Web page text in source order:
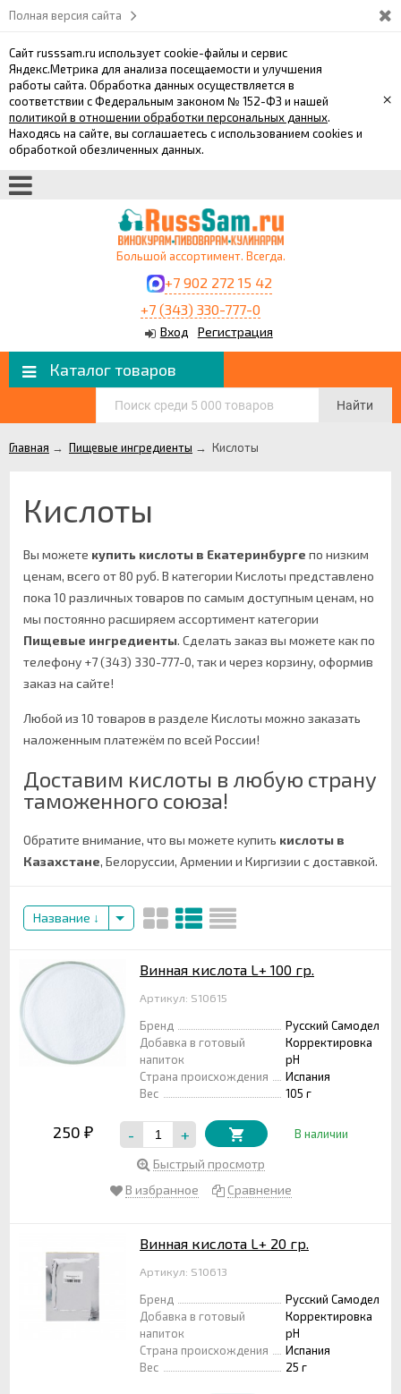
Полная версия сайта
Сайт russsam.ru использует cookie-файлы и сервис
Яндекс.Метрика для анализа посещаемости и улучшения
работы сайта. Обработка данных осуществляется в
соответствии с Федеральным законом № 152-ФЗ и нашей
политикой в отношении обработки персональных данных.
Находясь на сайте, вы соглашаетесь с использованием cookies и
обработкой обезличенных данных.
×
Большой ассортимент. Всегда.
+7 902 272 15 42
+7 (343) 330-777-0
Вход Регистрация
Каталог товаров
Найти
Главная → Пищевые ингредиенты → Кислоты
Кислоты
Вы можете купить кислоты в Екатеринбурге по низким
ценам, всего от 80 руб. В категории Кислоты представлено
пока 10 различных товаров по самым доступным ценам, но
мы постоянно расширяем ассортимент категории
Пищевые ингредиенты. Сделать заказ вы можете как по
телефону +7 (343) 330-777-0, так и через корзину, оформив
заказ на сайте!
Любой из 10 товаров в разделе Кислоты можно заказать
наложенным платежём по всей России!
Доставим кислоты в любую страну
таможенного союза!
Обратите внимание, что вы можете купить кислоты в
Казахстане, Белоруссии, Армении и Киргизии с доставкой.
Название
Винная кислота L+ 100 гр.
Артикул: S10615
Бренд
Русский Самодел
Добавка в готовый
напиток
Корректировка
pH
Страна происхождения
Испания
Вес
105 г
250 ₽ - + В наличии
Быстрый просмотр
В избранное
Сравнение
Винная кислота L+ 20 гр.
Артикул: S10613
Бренд
Русский Самодел
Добавка в готовый
напиток
Корректировка
pH
Страна происхождения
Испания
Вес
25 г